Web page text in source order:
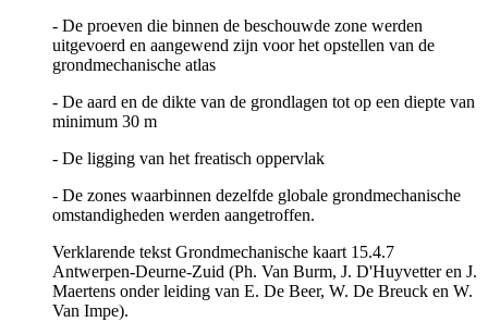
- De proeven die binnen de beschouwde zone werden
uitgevoerd en aangewend zijn voor het opstellen van de
grondmechanische atlas
- De aard en de dikte van de grondlagen tot op een diepte van
minimum 30 m
- De ligging van het freatisch oppervlak
- De zones waarbinnen dezelfde globale grondmechanische
omstandigheden werden aangetroffen.
Verklarende tekst Grondmechanische kaart 15.4.7
Antwerpen-Deurne-Zuid (Ph. Van Burm, J. D'Huyvetter en J.
Maertens onder leiding van E. De Beer, W. De Breuck en W.
Van Impe).